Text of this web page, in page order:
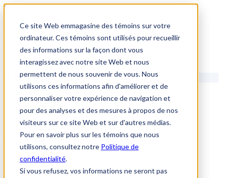
Ce site Web emmagasine des témoins sur votre
ordinateur. Ces témoins sont utilisés pour recueillir
des informations sur la façon dont vous
interagissez avec notre site Web et nous
permettent de nous souvenir de vous. Nous
utilisons ces informations afin d'améliorer et de
personnaliser votre expérience de navigation et
pour des analyses et des mesures à propos de nos
visiteurs sur ce site Web et sur d'autres médias.
Pour en savoir plus sur les témoins que nous
utilisons, consultez notre Politique de
confidentialité.
Si vous refusez, vos informations ne seront pas
1.866.931.9661
Login
FR
Communiquez avec nous
1.866.931.9661